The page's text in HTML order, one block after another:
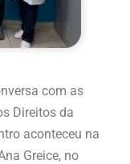
com as
Direitos da
aconteceu na
Greice, no